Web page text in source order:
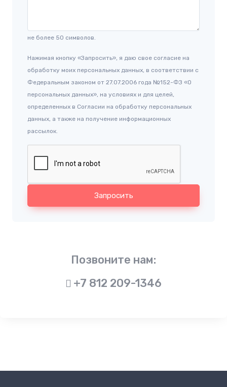
не более 50 символов.
Нажимая кнопку «Запросить», я даю свое согласие на
обработку моих персональных данных, в соответствии с
Федеральным законом от 27.07.2006 года №152-ФЗ «О
персональных данных», на условиях и для целей,
определенных в Согласии на обработку персональных
данных, а также на получение информационных
рассылок.
Запросить
Позвоните нам:
+7 812 209-1346